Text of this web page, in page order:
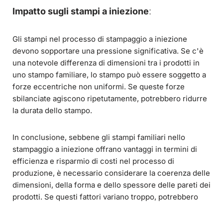
Impatto sugli stampi a iniezione:
Gli stampi nel processo di stampaggio a iniezione
devono sopportare una pressione significativa. Se c'è
una notevole differenza di dimensioni tra i prodotti in
uno stampo familiare, lo stampo può essere soggetto a
forze eccentriche non uniformi. Se queste forze
sbilanciate agiscono ripetutamente, potrebbero ridurre
la durata dello stampo.
In conclusione, sebbene gli stampi familiari nello
stampaggio a iniezione offrano vantaggi in termini di
efficienza e risparmio di costi nel processo di
produzione, è necessario considerare la coerenza delle
dimensioni, della forma e dello spessore delle pareti dei
prodotti. Se questi fattori variano troppo, potrebbero